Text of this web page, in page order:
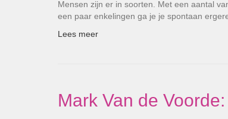
Mensen zijn er in soorten. Met een aantal
een paar enkelingen ga je je spontaan
Lees meer
Mark Van de